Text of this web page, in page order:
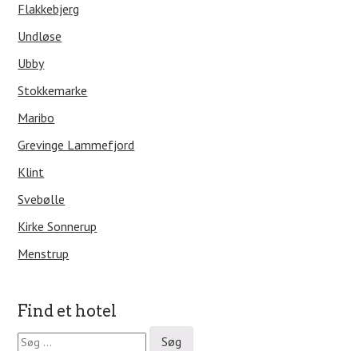
Flakkebjerg
Undløse
Ubby
Stokkemarke
Maribo
Grevinge Lammefjord
Klint
Svebølle
Kirke Sonnerup
Menstrup
Find et hotel
S